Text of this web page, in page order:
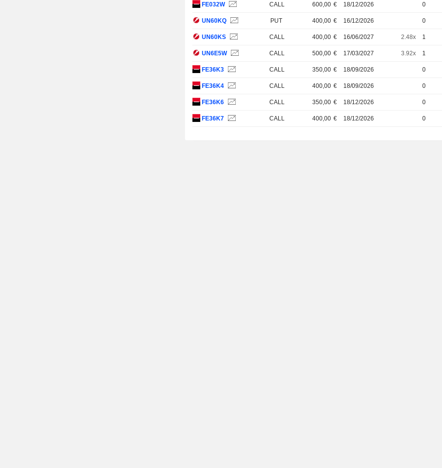
FE032W CALL 600,00 € 18/12/2026 0
UN60KQ PUT 400,00 € 16/12/2026 0
UN60KS CALL 400,00 € 16/06/2027 2.48x 1
UN6E5W CALL 500,00 € 17/03/2027 3.92x 1
FE36K3 CALL 350,00 € 18/09/2026 0
FE36K4 CALL 400,00 € 18/09/2026 0
FE36K6 CALL 350,00 € 18/12/2026 0
FE36K7 CALL 400,00 € 18/12/2026 0